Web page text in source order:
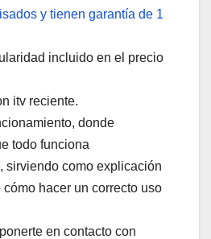
y tienen garantía de 1
incluido en el precio
itv reciente.
donde
todo funciona
sirviendo como explicación
cómo hacer un correcto uso
en contacto con